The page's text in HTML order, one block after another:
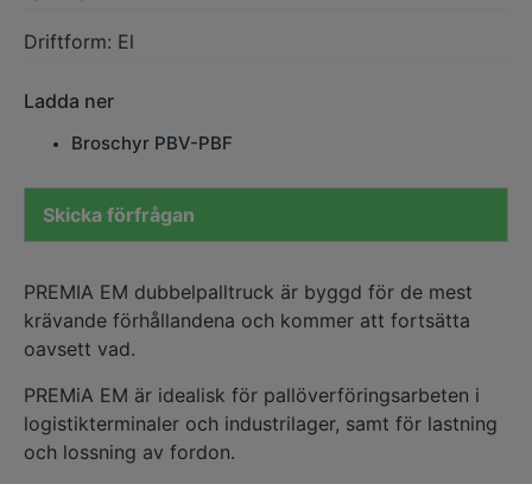
Driftform: El
Ladda ner
Broschyr PBV-PBF
Skicka förfrågan
PREMIA EM dubbelpalltruck är byggd för de mest
krävande förhållandena och kommer att fortsätta
oavsett vad.
PREMiA EM är idealisk för pallöverföringsarbeten i
logistikterminaler och industrilager, samt för lastning
och lossning av fordon.